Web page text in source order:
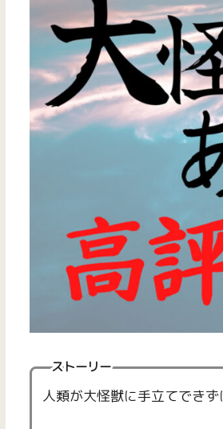
ストーリー
人類が大怪獣に手立てでき